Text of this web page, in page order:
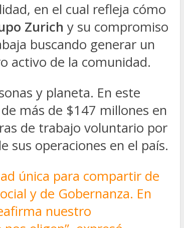
en el cual refleja cómo
Zurich y su compromiso
buscando generar un
activo de la comunidad.
y planeta. En este
más de $147 millones en
de trabajo voluntario por
sus operaciones en el país.
única para compartir de
y de Gobernanza. En
nuestro